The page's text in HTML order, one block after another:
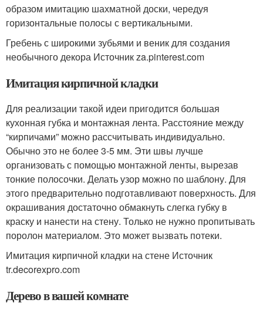
образом имитацию шахматной доски, чередуя
горизонтальные полосы с вертикальными.
Гребень с широкими зубьями и веник для создания
необычного декора Источник za.pinterest.com
Имитация кирпичной кладки
Для реализации такой идеи пригодится большая
кухонная губка и монтажная лента. Расстояние между
“кирпичами” можно рассчитывать индивидуально.
Обычно это не более 3-5 мм. Эти швы лучше
организовать с помощью монтажной ленты, вырезав
тонкие полосочки. Делать узор можно по шаблону. Для
этого предварительно подготавливают поверхность. Для
окрашивания достаточно обмакнуть слегка губку в
краску и нанести на стену. Только не нужно пропитывать
поролон материалом. Это может вызвать потеки.
Имитация кирпичной кладки на стене Источник
tr.decorexpro.com
Дерево в вашей комнате